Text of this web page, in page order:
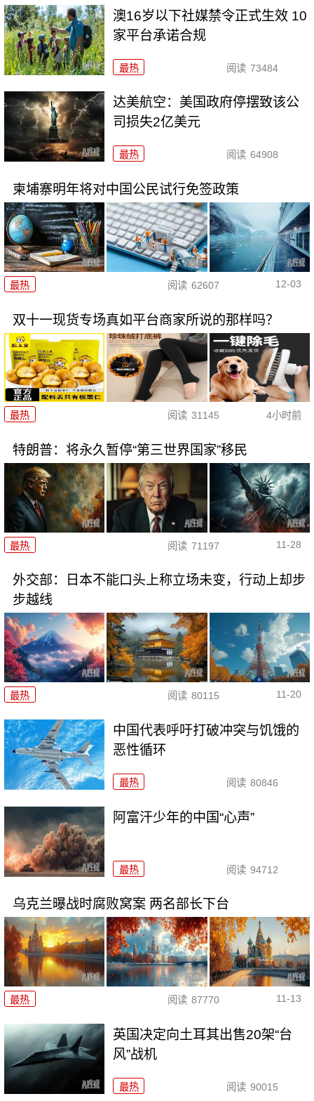
澳16岁以下社媒禁令正式生效 10
家平台承诺合规
最热 阅读 73484
达美航空：美国政府停摆致该公
司损失2亿美元
最热 阅读 64908
柬埔寨明年将对中国公民试行免签政策
最热 阅读 62607 12-03
双十一现货专场真如平台商家所说的那样吗？
最热 阅读 31145 4小时前
特朗普：将永久暂停“第三世界国家”移民
最热 阅读 71197 11-28
外交部：日本不能口头上称立场未变，行动上却步
步越线
最热 阅读 80115 11-20
中国代表呼吁打破冲突与饥饿的
恶性循环
最热 阅读 80846
阿富汗少年的中国“心声”
最热 阅读 94712
乌克兰曝战时腐败窝案 两名部长下台
最热 阅读 87770 11-13
英国决定向土耳其出售20架“台
风”战机
最热 阅读 90015